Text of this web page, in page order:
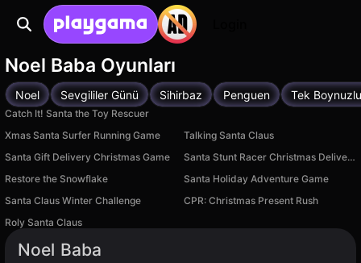
Noel Baba Oyunları
Noel Sevgililer Günü Sihirbaz Penguen Tek
Catch It! Santa the Toy Rescuer
Xmas Santa Surfer Running Game
Talking Santa Claus
Santa Gift Delivery Christmas Game
Santa Stunt Racer Christmas Delivery
Restore the Snowflake
Santa Holiday Adventure Game
Santa Claus Winter Challenge
CPR: Christmas Present Rush
Roly Santa Claus
Noel Baba